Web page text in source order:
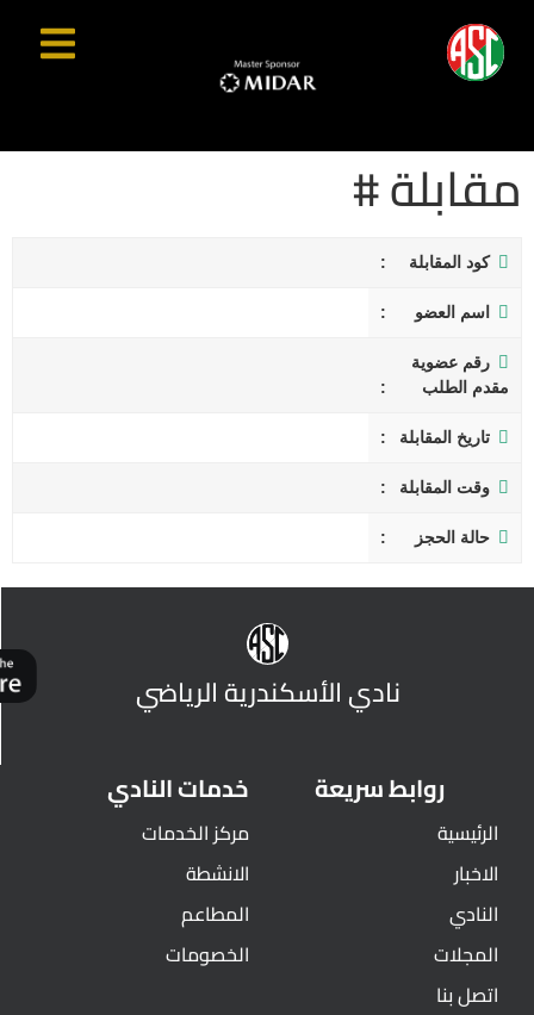
مقابلة #
كود المقابلة
اسم العضو
رقم عضوية
مقدم الطلب
تاريخ المقابلة
وقت المقابلة
حالة الحجز
نادي الأسكندرية الرياضي
روابط سريعة
الرئيسية
الاخبار
النادي
المجلات
اتصل بنا
خدمات النادي
مركز الخدمات
الانشطة
المطاعم
الخصومات